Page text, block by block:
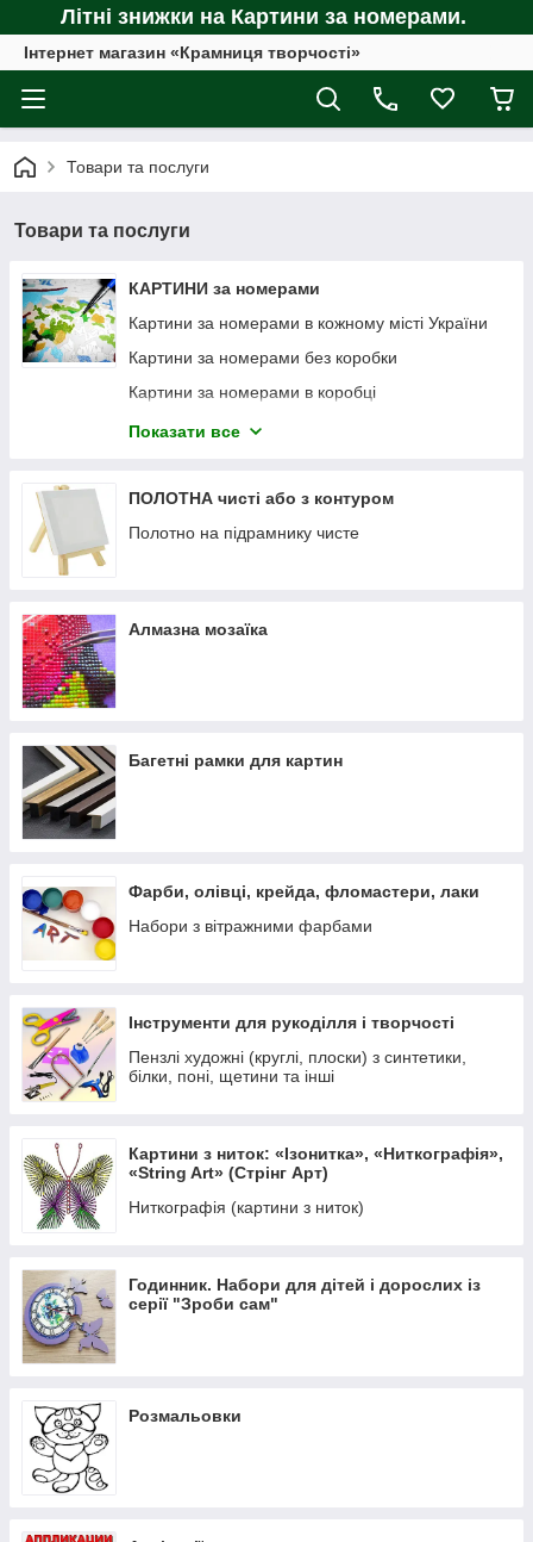
Літні знижки на Картини за номерами.
Інтернет магазин «Крамниця творчості»
Товари та послуги
Товари та послуги
КАРТИНИ за номерами
Картини за номерами в кожному місті України
Картини за номерами без коробки
Картини за номерами в коробці
Картини за номерами по дереву
Раніше малювали
Показати все
ПОЛОТНА чисті або з контуром
Полотно на підрамнику чисте
Алмазна мозаїка
Багетні рамки для картин
Фарби, олівці, крейда, фломастери, лаки
Набори з вітражними фарбами
Інструменти для рукоділля і творчості
Пензлі художні (круглі, плоски) з синтетики,
білки, поні, щетини та інші
Картини з ниток: «Ізонитка», «Ниткографія»,
«String Art» (Стрінг Арт)
Ниткографія (картини з ниток)
Годинник. Набори для дітей і дорослих із
серії "Зроби сам"
Розмальовки